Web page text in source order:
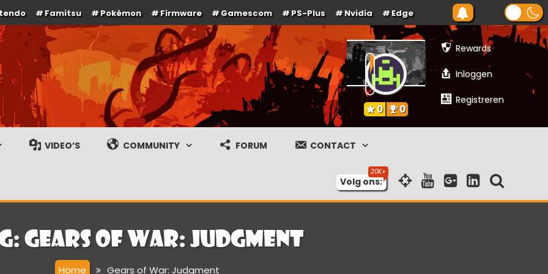
Famitsu Pokémon Firmware Gamescom PS-Plus Nvidia Edge
gameplay streams
Rewards
Inloggen
Registreren
0 0
VIDEO’S COMMUNITY FORUM CONTACT
Volg ons:
Gears of War: Judgment
Home Gears of War: Judgment